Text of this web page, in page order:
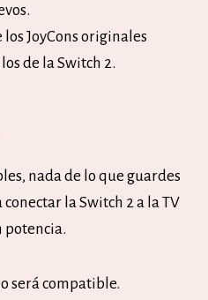
los JoyCons originales
de la Switch 2.
nada de lo que guardes
la Switch 2 a la TV
potencia.
será compatible.